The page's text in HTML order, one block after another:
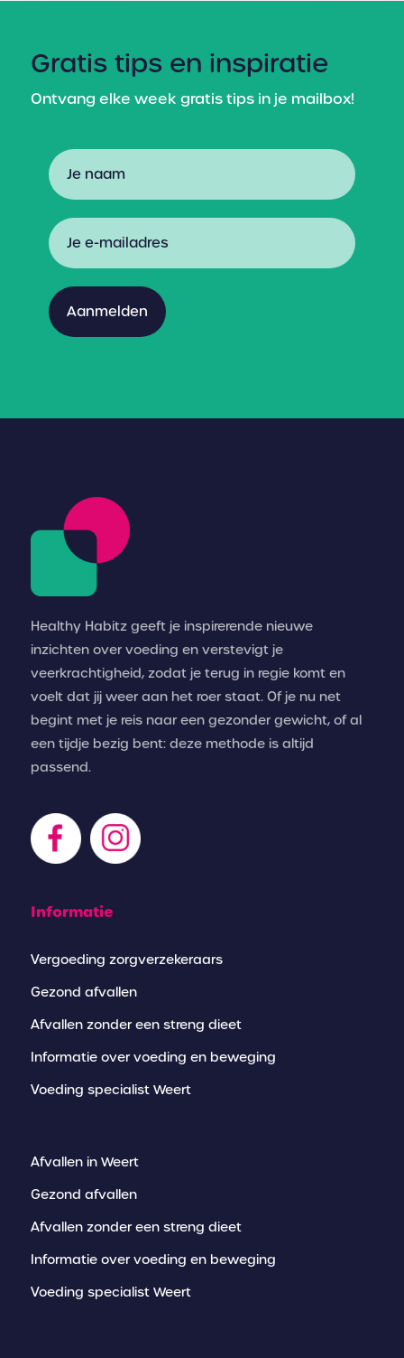
Gratis tips en inspiratie
Ontvang elke week gratis tips in je mailbox!
Healthy Habitz geeft je inspirerende nieuwe
inzichten over voeding en verstevigt je
veerkrachtigheid, zodat je terug in regie komt en
voelt dat jij weer aan het roer staat. Of je nu net
begint met je reis naar een gezonder gewicht, of al
een tijdje bezig bent: deze methode is altijd
passend.
Informatie
Vergoeding zorgverzekeraars
Gezond afvallen
Afvallen zonder een streng dieet
Informatie over voeding en beweging
Voeding specialist Weert
Afvallen in Weert
Gezond afvallen
Afvallen zonder een streng dieet
Informatie over voeding en beweging
Voeding specialist Weert